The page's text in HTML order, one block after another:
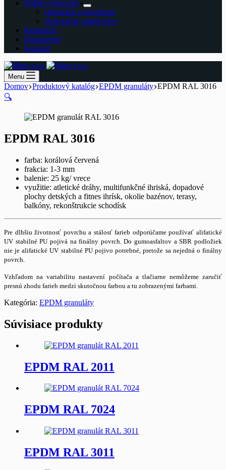
Ďalšie vybavenie
Oplotenie a osvetlenie
Dekoračné umelé trávy
Realizácie
Dokumenty
Kontakt
Menu
Domov Produktový katalóg EPDM granuláty EPDM RAL 3016
🔍
EPDM RAL 3016
farba: korálová červená
frakcia: 1-3 mm
balenie: 25 kg/ vrece
využitie: atletické dráhy, multifunkčné ihriská, dopadové
plochy detských a fitnes ihrísk, okolie bazénov, terasy,
balkóny, rekonštrukcie schodísk
Pre dlhšiu životnosť povrchu a stálosť farieb odporúčame používať alifatické
UV stabilné PU pojivá na finálny povrch. Do gumoasfaltov a SBR podložiek
nie je alifatické UV stabilné PU pojivo potrebné, pretože sa nejedná o finálny
povrch.
Vzhľadom na variabilitu nastavení počítača a tlačiarne nemôžeme zaručiť
presnú zhodu farieb medzi skutočnou farbou a tu zobrazenými farbami.
Kategória: EPDM granuláty
Súvisiace produkty
EPDM RAL 2011
EPDM RAL 7024
EPDM RAL 3011